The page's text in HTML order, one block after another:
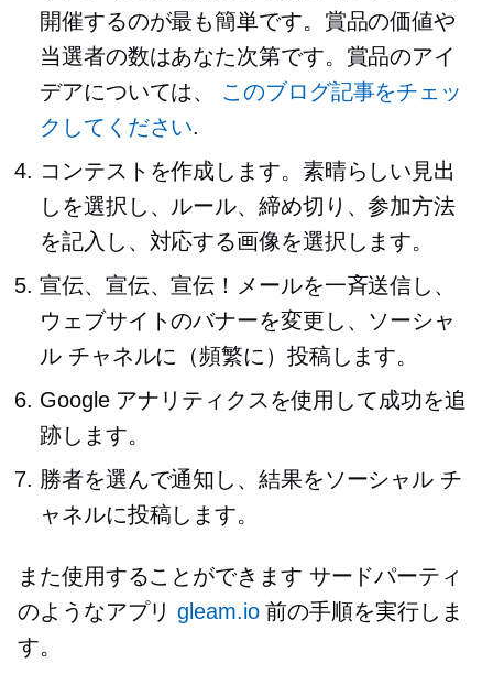
開催するのが最も簡単です。賞品の価値や
当選者の数はあなた次第です。賞品のアイ
デアについては、 このブログ記事をチェッ
クしてください.
コンテストを作成します。素晴らしい見出
しを選択し、ルール、締め切り、参加方法
を記入し、対応する画像を選択します。
宣伝、宣伝、宣伝！メールを一斉送信し、
ウェブサイトのバナーを変更し、ソーシャ
ル チャネルに（頻繁に）投稿します。
Google アナリティクスを使用して成功を追
跡します。
勝者を選んで通知し、結果をソーシャル チ
ャネルに投稿します。
また使用することができます サードパーティ
のようなアプリgleam.io前の手順を実行しま
す。